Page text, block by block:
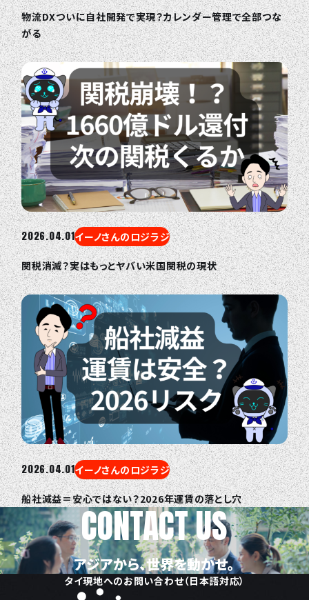
物流DXついに自社開発で実現？カレンダー管理で全部つな
がる
2026.04.01イーノさんのロジラジ
関税消滅？実はもっとヤバい米国関税の現状
2026.04.01イーノさんのロジラジ
船社減益＝安心ではない？2026年運賃の落とし穴
CONTACT US
アジアから、世界を動かせ。
タイ現地へのお問い合わせ（日本語対応）